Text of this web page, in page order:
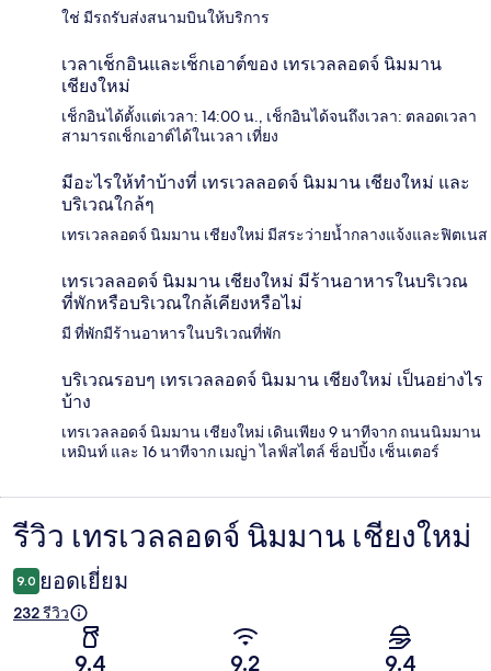
ใช่ มีรถรับส่งสนามบินให้บริการ
เวลาเช็กอินและเช็กเอาต์ของ เทรเวลลอดจ์ นิมมาน
เชียงใหม่
เช็กอินได้ตั้งแต่เวลา: 14:00 น., เช็กอินได้จนถึงเวลา: ตลอดเวลา
สามารถเช็กเอาต์ได้ในเวลา เที่ยง
มีอะไรให้ทำบ้างที่ เทรเวลลอดจ์ นิมมาน เชียงใหม่ และ
บริเวณใกล้ๆ
เทรเวลลอดจ์ นิมมาน เชียงใหม่ มีสระว่ายน้ำกลางแจ้งและฟิตเนส
เทรเวลลอดจ์ นิมมาน เชียงใหม่ มีร้านอาหารในบริเวณ
ที่พักหรือบริเวณใกล้เคียงหรือไม่
มี ที่พักมีร้านอาหารในบริเวณที่พัก
บริเวณรอบๆ เทรเวลลอดจ์ นิมมาน เชียงใหม่ เป็นอย่างไร
บ้าง
เทรเวลลอดจ์ นิมมาน เชียงใหม่ เดินเพียง 9 นาทีจาก ถนนนิมมาน
เหมินท์ และ 16 นาทีจาก เมญ่า ไลฟ์สไตล์ ช็อปปิ้ง เซ็นเตอร์
รีวิว
รีวิว เทรเวลลอดจ์ นิมมาน เชียงใหม่
9.0 ยอดเยี่ยม
232 รีวิว
9.4 9.2 9.4